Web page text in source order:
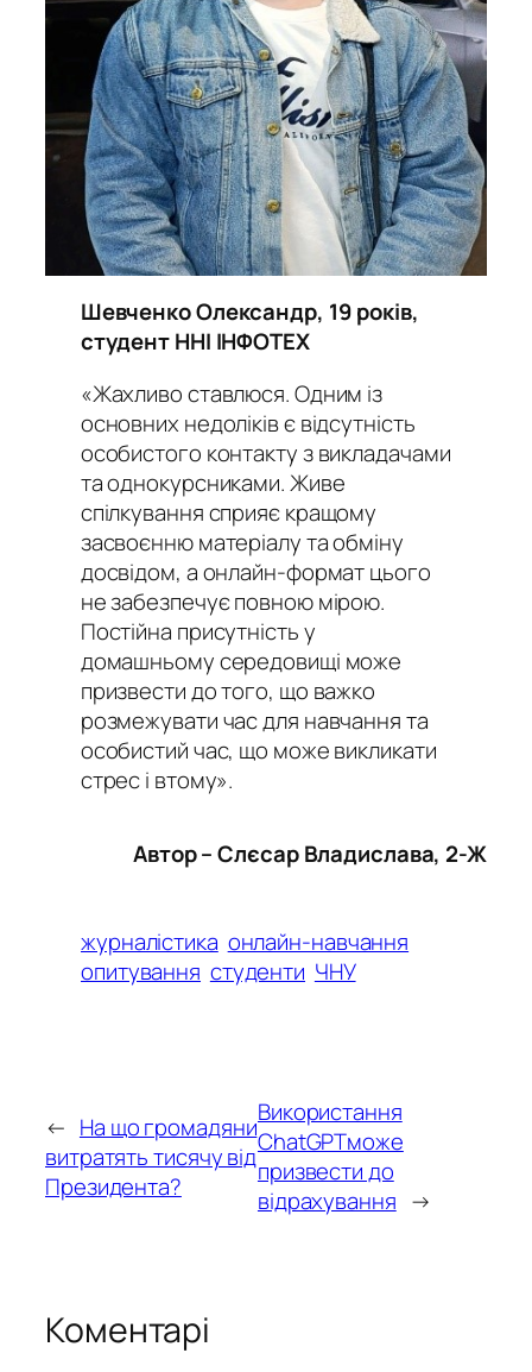
Шевченко Олександр, 19 років,
студент ННІ ІНФОТЕХ
«Жахливо ставлюся. Одним із
основних недоліків є відсутність
особистого контакту з викладачами
та однокурсниками. Живе
спілкування сприяє кращому
засвоєнню матеріалу та обміну
досвідом, а онлайн-формат цього
не забезпечує повною мірою.
Постійна присутність у
домашньому середовищі може
призвести до того, що важко
розмежувати час для навчання та
особистий час, що може викликати
стрес і втому».
Автор – Слєсар Владислава, 2-Ж
журналістика онлайн-навчання
опитування студенти ЧНУ
← На що громадяни
витратять тисячу від
Президента?
Використання
ChatGPTможе
призвести до
відрахування →
Коментарі